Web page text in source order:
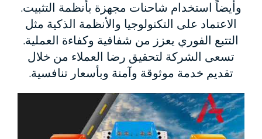
وأيضاً استخدام شاحنات مجهزة بأنظمة التثبيت.
الاعتماد على التكنولوجيا والأنظمة الذكية مثل
التتبع الفوري يعزز من شفافية وكفاءة العملية.
تسعى الشركة لتحقيق رضا العملاء من خلال
تقديم خدمة موثوقة وآمنة وبأسعار تنافسية.